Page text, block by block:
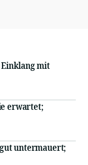
Einklang mit
erwartet;
gut untermauert;